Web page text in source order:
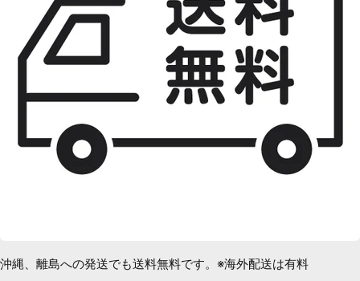
沖縄、離島への発送でも送料無料です。※海外配送は有料